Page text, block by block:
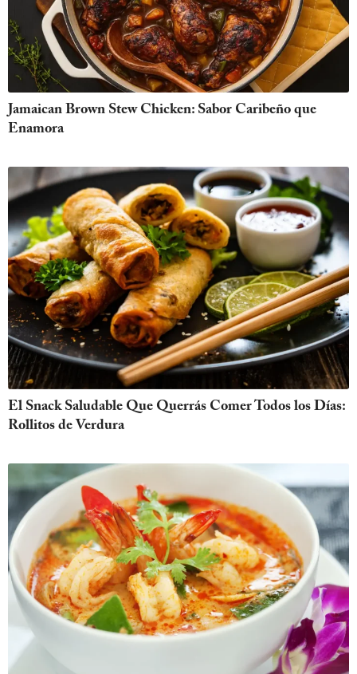
Jamaican Brown Stew Chicken: Sabor Caribeño que
Enamora
El Snack Saludable Que Querrás Comer Todos los Días:
Rollitos de Verdura